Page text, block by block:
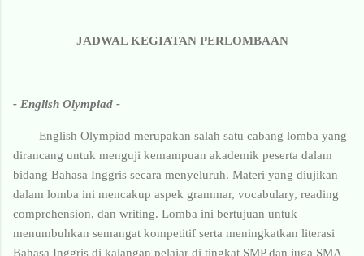
JADWAL KEGIATAN PERLOMBAAN
- English Olympiad -
English Olympiad merupakan salah satu cabang lomba yang
dirancang untuk menguji kemampuan akademik peserta dalam
bidang Bahasa Inggris secara menyeluruh. Materi yang diujikan
dalam lomba ini mencakup aspek grammar, vocabulary, reading
comprehension, dan writing. Lomba ini bertujuan untuk
menumbuhkan semangat kompetitif serta meningkatkan literasi
Bahasa Inggris di kalangan pelajar di tingkat SMP dan juga SMA